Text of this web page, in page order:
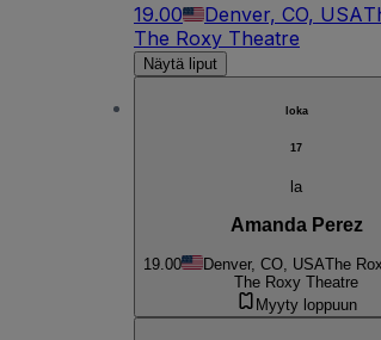
19.00 Denver, CO, USA
The Roxy Theatre
Näytä liput
loka
17
la
Amanda Perez
19.00 Denver, CO, USAThe
The Roxy Theatre
Myyty loppuun